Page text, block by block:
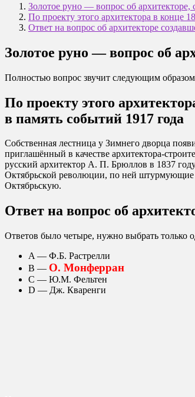
Золотое руно — вопрос об
По проекту этого архитектора в конце
Ответ на вопрос об архитекторе
Золотое руно — вопрос об
Полностью вопрос звучит следующим
По проекту этого
в память событий 1917 года
Собственная лестница у Зимнего дворца
приглашённый в качестве архитектора-
русский архитектор А. П. Брюллов в 1837
Октябрьской революции, по ней штурмующие
Октябрьскую.
Ответ на вопрос об
Ответов было четыре, нужно выбрать только
A — Ф.Б. Растрелли
В — О. Монферран
С — Ю.М. Фельтен
D — Дж. Кваренги